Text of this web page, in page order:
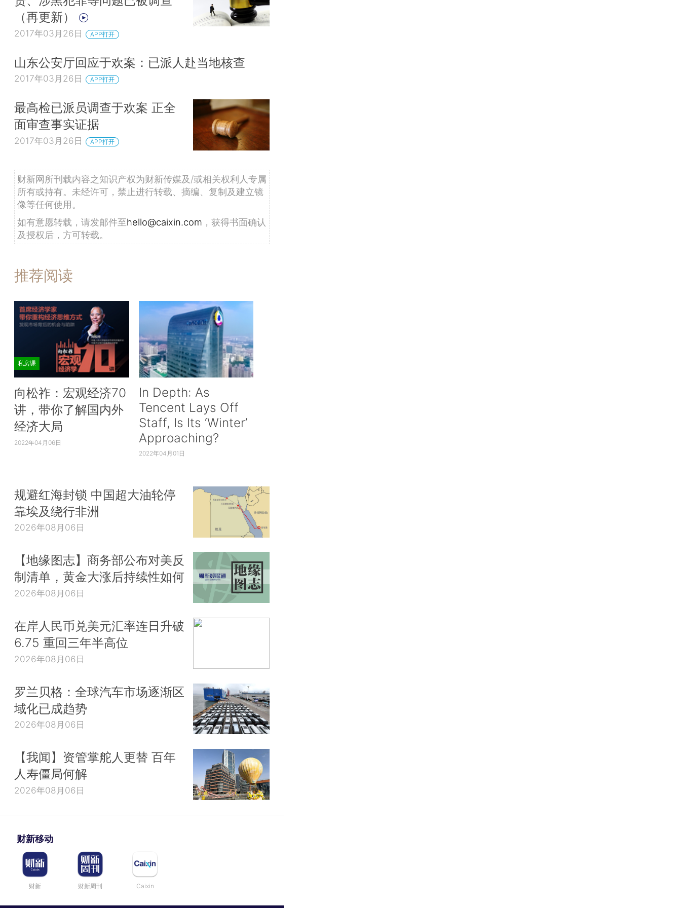
（再更新）
2017年03月26日 APP打开
山东公安厅回应于欢案：已派人赴当地核查
2017年03月26日 APP打开
最高检已派员调查于欢案 正全
面审查事实证据
2017年03月26日 APP打开
财新网所刊载内容之知识产权为财新传媒及/或相关权利人专属
所有或持有。未经许可，禁止进行转载、摘编、复制及建立镜
像等任何使用。
如有意愿转载，请发邮件至hello@caixin.com ，获得书面确认
及授权后，方可转载。
推荐阅读
私房课
向松祚：宏观经济70
讲，带你了解国内外
经济大局
2022年04月06日
In Depth: As
Tencent Lays Off
Staff, Is Its ‘Winter’
Approaching?
2022年04月01日
规避红海封锁 中国超大油轮停
靠埃及绕行非洲
2026年08月06日
【地缘图志】商务部公布对美反
制清单，黄金大涨后持续性如何
2026年08月06日
在岸人民币兑美元汇率连日升破
6.75 重回三年半高位
2026年08月06日
罗兰贝格：全球汽车市场逐渐区
域化已成趋势
2026年08月06日
【我闻】资管掌舵人更替 百年
人寿僵局何解
2026年08月06日
财新移动
财新 财新周刊 Caixin